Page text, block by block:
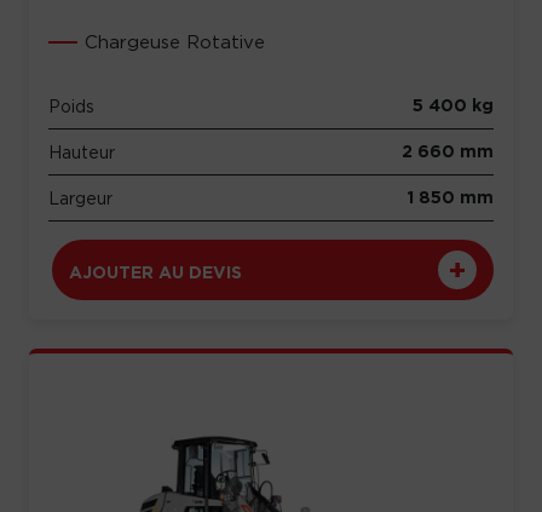
Chargeuse Rotative
Poids 5 400 kg
Hauteur 2 660 mm
Largeur 1 850 mm
AJOUTER AU DEVIS